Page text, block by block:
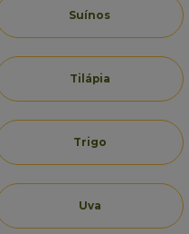
Suínos
Tilápia
Trigo
Uva